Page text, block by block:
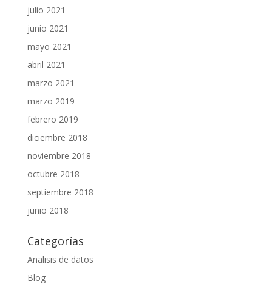
julio 2021
junio 2021
mayo 2021
abril 2021
marzo 2021
marzo 2019
febrero 2019
diciembre 2018
noviembre 2018
octubre 2018
septiembre 2018
junio 2018
Categorías
Analisis de datos
Blog